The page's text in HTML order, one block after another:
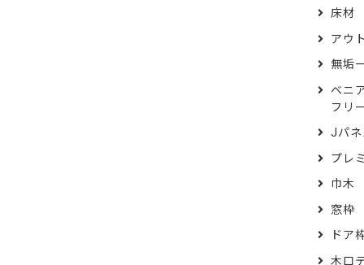
ド
床材
アウ
無垢
ベニ
フリ
Jパネ
プレ
巾木
窓枠
ドア
木口